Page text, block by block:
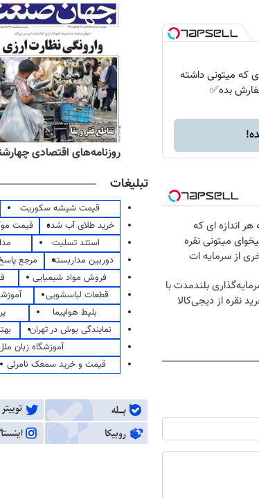
که میتونی داشته
بده✅
هر اندازه ای که
میتونی نقره
از سرمایه ات
بلندمدت با
نقره از دیجی‌کالا
۱۴ مرداد ۱۴۰۵ روزنامه‌های اقتصادی چهارشنبه ۱۴ مرداد
تبلیغات
قیمت شیشه سکوریت
خرید طلای آب شده
قیمت
استند تسلیت
دوربین مداربسته
مرجع
فروش مواد شیمیایی
قطعات لباسشویی
بلیط هواپیما
نمایندگی بوش در تهران
آموزشگاه زبان
قیمت و خرید سمعک نامرئی